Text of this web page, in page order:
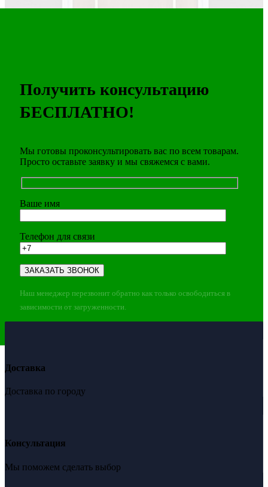
Получить консультацию
БЕСПЛАТНО!
Мы готовы проконсультировать вас по всем товарам.
Просто оставьте заявку и мы свяжемся с вами.
Ваше имя
Телефон для связи
Наш менеджер перезвонит обратно как только освободиться в
зависимости от загруженности.
Доставка
Доставка по городу
Консультация
Мы поможем сделать выбор